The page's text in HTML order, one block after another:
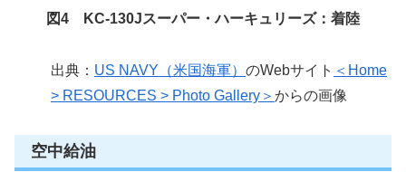
図4 KC-130Jスーパー・ハーキュリーズ：着陸
出典： US NAVY（米国海軍） のWebサイト ＜Home
> RESOURCES > Photo Gallery＞ からの画像
空中給油